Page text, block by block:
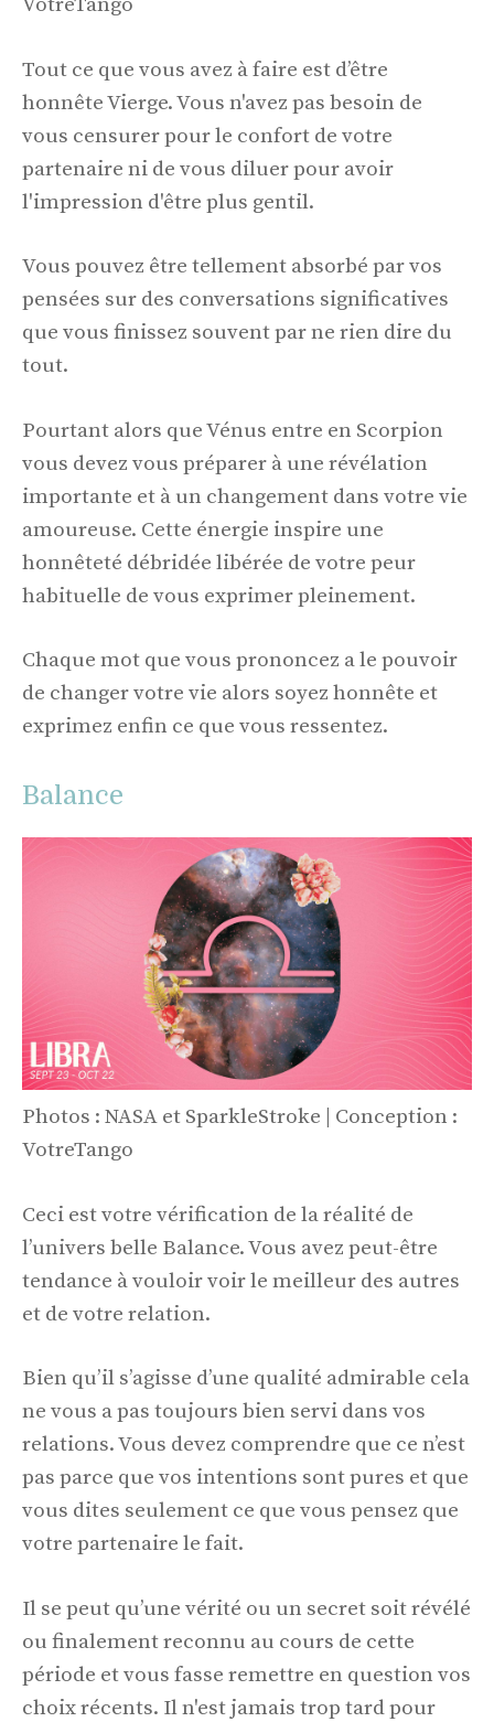
VotreTango
Tout ce que vous avez à faire est d’être
honnête Vierge. Vous n'avez pas besoin de
vous censurer pour le confort de votre
partenaire ni de vous diluer pour avoir
l'impression d'être plus gentil.
Vous pouvez être tellement absorbé par vos
pensées sur des conversations significatives
que vous finissez souvent par ne rien dire du
tout.
Pourtant alors que Vénus entre en Scorpion
vous devez vous préparer à une révélation
importante et à un changement dans votre vie
amoureuse. Cette énergie inspire une
honnêteté débridée libérée de votre peur
habituelle de vous exprimer pleinement.
Chaque mot que vous prononcez a le pouvoir
de changer votre vie alors soyez honnête et
exprimez enfin ce que vous ressentez.
Balance
Photos : NASA et SparkleStroke | Conception :
VotreTango
Ceci est votre vérification de la réalité de
l’univers belle Balance. Vous avez peut-être
tendance à vouloir voir le meilleur des autres
et de votre relation.
Bien qu’il s’agisse d’une qualité admirable cela
ne vous a pas toujours bien servi dans vos
relations. Vous devez comprendre que ce n’est
pas parce que vos intentions sont pures et que
vous dites seulement ce que vous pensez que
votre partenaire le fait.
Il se peut qu’une vérité ou un secret soit révélé
ou finalement reconnu au cours de cette
période et vous fasse remettre en question vos
choix récents. Il n'est jamais trop tard pour